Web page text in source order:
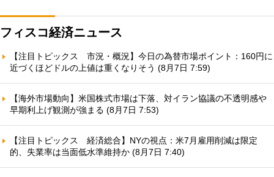
フィスコ経済ニュース
【注目トピックス 市況・概況】今日の為替市場ポイント：160円に
近づくほどドルの上値は重くなりそう (8月7日 7:59)
【海外市場動向】米国株式市場は下落、対イラン協議の不透明感や
早期利上げ観測が強まる (8月7日 7:53)
【注目トピックス 経済総合】NYの視点：米7月雇用削減は限定
的、失業率は当面低水準維持か (8月7日 7:40)